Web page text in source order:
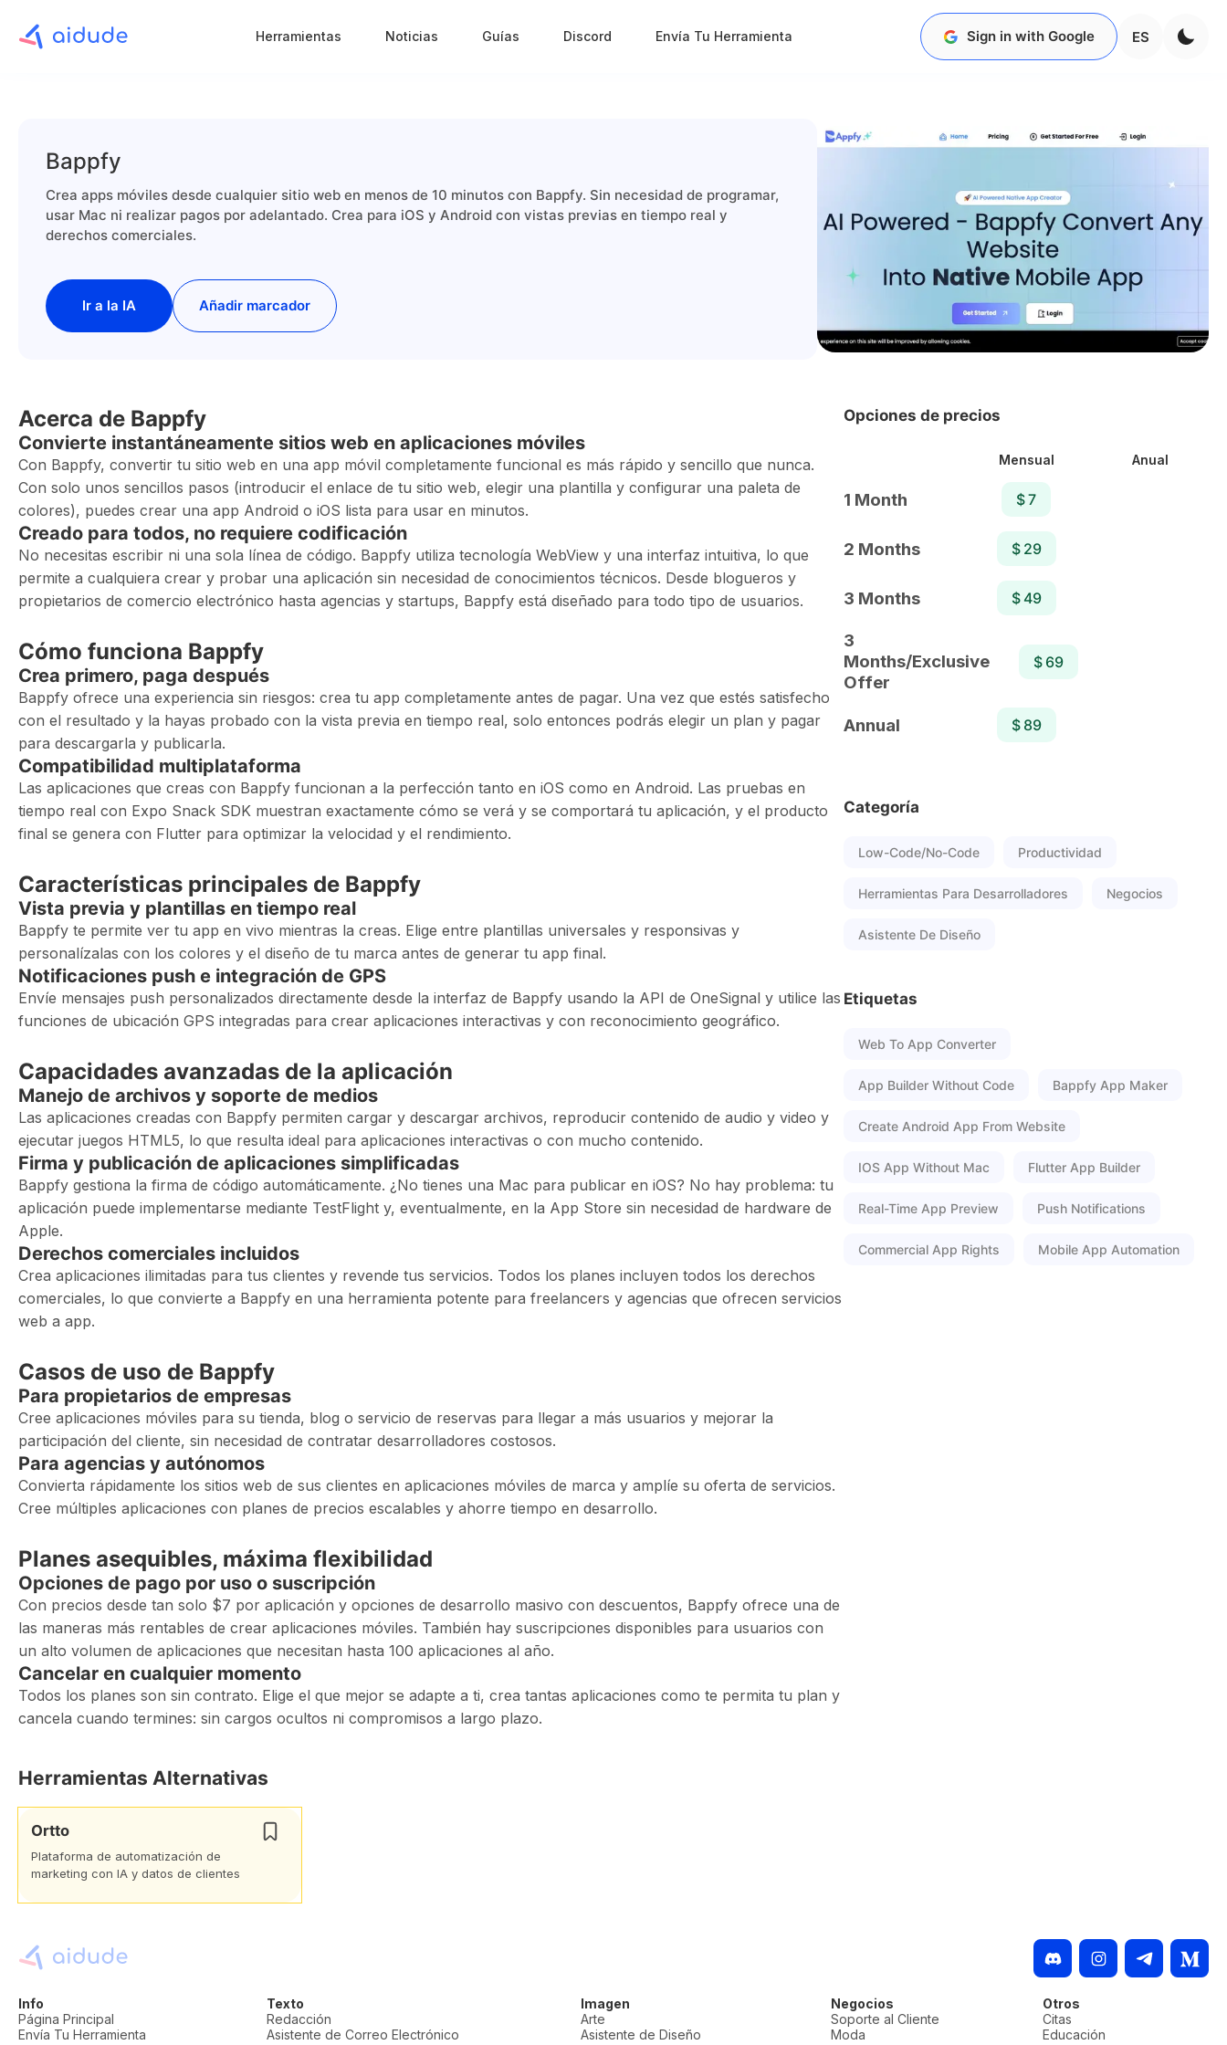
Herramientas Noticias Guías Discord Envía Tu Herramienta Sign in with Google ES
Bappfy
Crea apps móviles desde cualquier sitio web en menos de 10 minutos con Bappfy. Sin necesidad de programar,
usar Mac ni realizar pagos por adelantado. Crea para iOS y Android con vistas previas en tiempo real y
derechos comerciales.
Ir a la IA Añadir marcador
Acerca de Bappfy
Convierte instantáneamente sitios web en aplicaciones móviles
Con Bappfy, convertir tu sitio web en una app móvil completamente funcional es más rápido y sencillo que nunca.
Con solo unos sencillos pasos (introducir el enlace de tu sitio web, elegir una plantilla y configurar una paleta de
colores), puedes crear una app Android o iOS lista para usar en minutos.
Creado para todos, no requiere codificación
No necesitas escribir ni una sola línea de código. Bappfy utiliza tecnología WebView y una interfaz intuitiva, lo que
permite a cualquiera crear y probar una aplicación sin necesidad de conocimientos técnicos. Desde blogueros y
propietarios de comercio electrónico hasta agencias y startups, Bappfy está diseñado para todo tipo de usuarios.
Cómo funciona Bappfy
Crea primero, paga después
Bappfy ofrece una experiencia sin riesgos: crea tu app completamente antes de pagar. Una vez que estés satisfecho
con el resultado y la hayas probado con la vista previa en tiempo real, solo entonces podrás elegir un plan y pagar
para descargarla y publicarla.
Compatibilidad multiplataforma
Las aplicaciones que creas con Bappfy funcionan a la perfección tanto en iOS como en Android. Las pruebas en
tiempo real con Expo Snack SDK muestran exactamente cómo se verá y se comportará tu aplicación, y el producto
final se genera con Flutter para optimizar la velocidad y el rendimiento.
Características principales de Bappfy
Vista previa y plantillas en tiempo real
Bappfy te permite ver tu app en vivo mientras la creas. Elige entre plantillas universales y responsivas y
personalízalas con los colores y el diseño de tu marca antes de generar tu app final.
Notificaciones push e integración de GPS
Envíe mensajes push personalizados directamente desde la interfaz de Bappfy usando la API de OneSignal y utilice las
funciones de ubicación GPS integradas para crear aplicaciones interactivas y con reconocimiento geográfico.
Capacidades avanzadas de la aplicación
Manejo de archivos y soporte de medios
Las aplicaciones creadas con Bappfy permiten cargar y descargar archivos, reproducir contenido de audio y video y
ejecutar juegos HTML5, lo que resulta ideal para aplicaciones interactivas o con mucho contenido.
Firma y publicación de aplicaciones simplificadas
Bappfy gestiona la firma de código automáticamente. ¿No tienes una Mac para publicar en iOS? No hay problema: tu
aplicación puede implementarse mediante TestFlight y, eventualmente, en la App Store sin necesidad de hardware de
Apple.
Derechos comerciales incluidos
Crea aplicaciones ilimitadas para tus clientes y revende tus servicios. Todos los planes incluyen todos los derechos
comerciales, lo que convierte a Bappfy en una herramienta potente para freelancers y agencias que ofrecen servicios
web a app.
Casos de uso de Bappfy
Para propietarios de empresas
Cree aplicaciones móviles para su tienda, blog o servicio de reservas para llegar a más usuarios y mejorar la
participación del cliente, sin necesidad de contratar desarrolladores costosos.
Para agencias y autónomos
Convierta rápidamente los sitios web de sus clientes en aplicaciones móviles de marca y amplíe su oferta de servicios.
Cree múltiples aplicaciones con planes de precios escalables y ahorre tiempo en desarrollo.
Planes asequibles, máxima flexibilidad
Opciones de pago por uso o suscripción
Con precios desde tan solo $7 por aplicación y opciones de desarrollo masivo con descuentos, Bappfy ofrece una de
las maneras más rentables de crear aplicaciones móviles. También hay suscripciones disponibles para usuarios con
un alto volumen de aplicaciones que necesitan hasta 100 aplicaciones al año.
Cancelar en cualquier momento
Todos los planes son sin contrato. Elige el que mejor se adapte a ti, crea tantas aplicaciones como te permita tu plan y
cancela cuando termines: sin cargos ocultos ni compromisos a largo plazo.
Opciones de precios
Mensual Anual
1 Month $ 7
2 Months $ 29
3 Months $ 49
3
Months/Exclusive
Offer
$ 69
Annual $ 89
Categoría
Low-Code/No-Code Productividad
Herramientas Para Desarrolladores Negocios
Asistente De Diseño
Etiquetas
Web To App Converter
App Builder Without Code Bappfy App Maker
Create Android App From Website
IOS App Without Mac Flutter App Builder
Real-Time App Preview Push Notifications
Commercial App Rights Mobile App Automation
Herramientas Alternativas
Ortto
Plataforma de automatización de
marketing con IA y datos de clientes
Info
Página Principal
Envía Tu Herramienta
Texto
Redacción
Asistente de Correo Electrónico
Imagen
Arte
Asistente de Diseño
Negocios
Soporte al Cliente
Moda
Otros
Citas
Educación